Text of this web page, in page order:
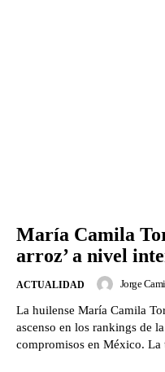
María Camila
arroz’ a nivel
ACTUALIDAD Jorge
La huilense María Camila
ascenso en los rankings de
compromisos en México. La